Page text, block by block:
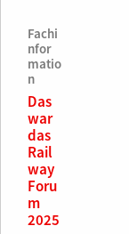
Fachi
nfor
matio
n
Das
war
das
Rail
way
Foru
m
2025